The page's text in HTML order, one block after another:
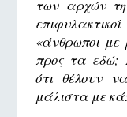
των αρχών
«άνθρωποι με
προς τα εδώ;
ότι θέλουν
μάλιστα με